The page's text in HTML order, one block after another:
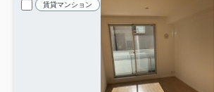
賃貸マンション